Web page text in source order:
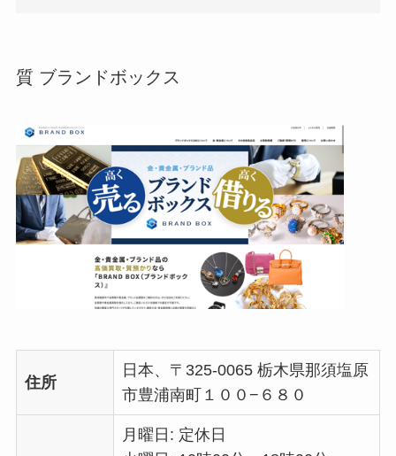
質 ブランドボックス
住所
日本、〒325-0065 栃木県那須塩原
市豊浦南町１００−６８０
月曜日: 定休日